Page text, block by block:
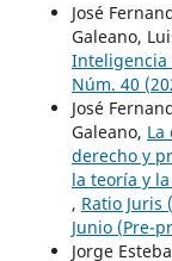
José
Galeano,
Inteligencia
Núm. 40
José
Galeano,
derecho y
la teoría y
, Ratio Juris
Junio (Pre-
Jorge